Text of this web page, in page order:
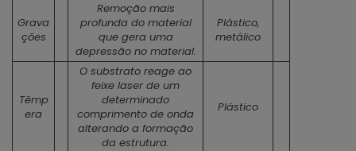
Grava
ções
Remoção mais
profunda do material
que gera uma
depressão no material.
Plástico,
metálico
Têmp
era
O substrato reage ao
feixe laser de um
determinado
comprimento de onda
alterando a formação
da estrutura.
Plástico